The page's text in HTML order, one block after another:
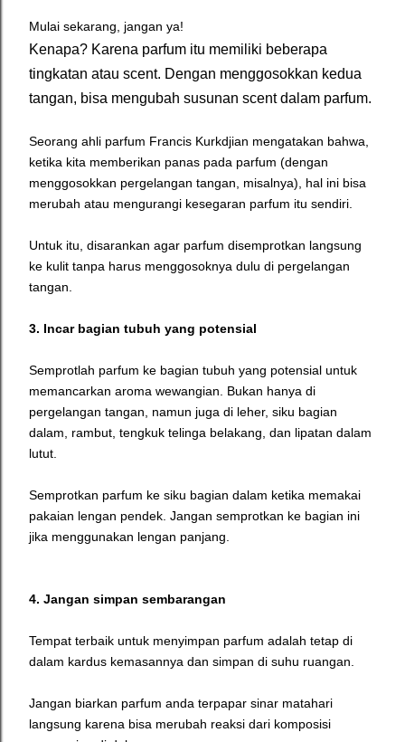
Mulai sekarang, jangan ya!
Kenapa? Karena parfum itu memiliki beberapa
tingkatan atau scent. Dengan menggosokkan kedua
tangan, bisa mengubah susunan scent dalam parfum.
Seorang ahli parfum Francis Kurkdjian mengatakan bahwa,
ketika kita memberikan panas pada parfum (dengan
menggosokkan pergelangan tangan, misalnya), hal ini bisa
merubah atau mengurangi kesegaran parfum itu sendiri.
Untuk itu, disarankan agar parfum disemprotkan langsung
ke kulit tanpa harus menggosoknya dulu di pergelangan
tangan.
3. Incar bagian tubuh yang potensial
Semprotlah parfum ke bagian tubuh yang potensial untuk
memancarkan aroma wewangian. Bukan hanya di
pergelangan tangan, namun juga di leher, siku bagian
dalam, rambut, tengkuk telinga belakang, dan lipatan dalam
lutut.
Semprotkan parfum ke siku bagian dalam ketika memakai
pakaian lengan pendek. Jangan semprotkan ke bagian ini
jika menggunakan lengan panjang.
4. Jangan simpan sembarangan
Tempat terbaik untuk menyimpan parfum adalah tetap di
dalam kardus kemasannya dan simpan di suhu ruangan.
Jangan biarkan parfum anda terpapar sinar matahari
langsung karena bisa merubah reaksi dari komposisi